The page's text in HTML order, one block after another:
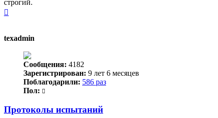
строгий.
texadmin
Сообщения: 4182
Зарегистрирован: 9 лет 6 месяцев
Поблагодарили: 586 раз
Пол:
Протоколы испытаний